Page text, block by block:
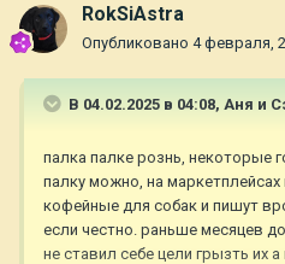
RokSiAstra
Опубликовано 4 февраля,
В 04.02.2025 в 04:08, Аня и
палка палке рознь, некоторые
палку можно, на
кофейные для собак и пишут
если честно. раньше месяцев
не ставил себе цели грызть их